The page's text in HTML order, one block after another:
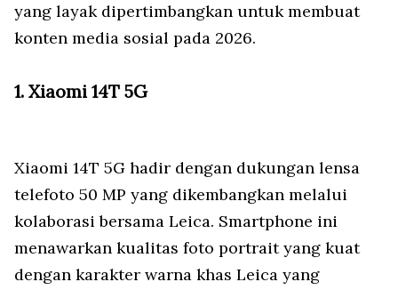
yang layak dipertimbangkan untuk membuat
konten media sosial pada 2026.
1. Xiaomi 14T 5G
Xiaomi 14T 5G hadir dengan dukungan lensa
telefoto 50 MP yang dikembangkan melalui
kolaborasi bersama Leica. Smartphone ini
menawarkan kualitas foto portrait yang kuat
dengan karakter warna khas Leica yang